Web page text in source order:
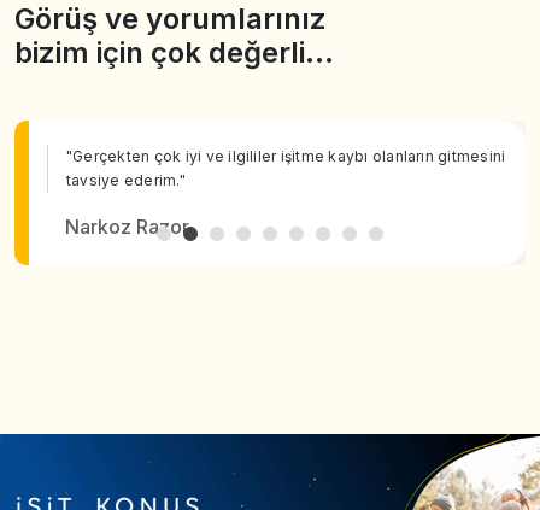
Görüş ve yorumlarınız
bizim için çok değerli…
"Gerçekten çok iyi ve ilgililer işitme kaybı olanların gitmesini
tavsiye ederim."
Narkoz Razor